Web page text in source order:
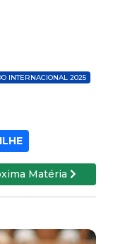
INTERNACIONAL 2025
Matéria